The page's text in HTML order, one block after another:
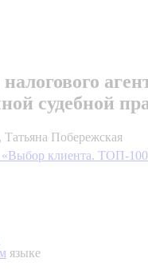
налогового
судебной
Побережская
«Выбор клиента. ТОП-
языке